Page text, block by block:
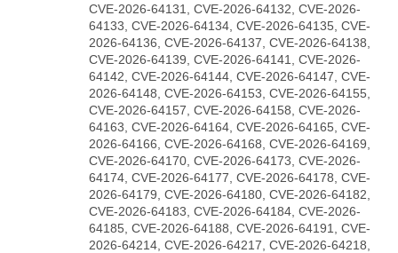
CVE-2026-64131, CVE-2026-64132, CVE-2026-
64133, CVE-2026-64134, CVE-2026-64135, CVE-
2026-64136, CVE-2026-64137, CVE-2026-64138,
CVE-2026-64139, CVE-2026-64141, CVE-2026-
64142, CVE-2026-64144, CVE-2026-64147, CVE-
2026-64148, CVE-2026-64153, CVE-2026-64155,
CVE-2026-64157, CVE-2026-64158, CVE-2026-
64163, CVE-2026-64164, CVE-2026-64165, CVE-
2026-64166, CVE-2026-64168, CVE-2026-64169,
CVE-2026-64170, CVE-2026-64173, CVE-2026-
64174, CVE-2026-64177, CVE-2026-64178, CVE-
2026-64179, CVE-2026-64180, CVE-2026-64182,
CVE-2026-64183, CVE-2026-64184, CVE-2026-
64185, CVE-2026-64188, CVE-2026-64191, CVE-
2026-64214, CVE-2026-64217, CVE-2026-64218,